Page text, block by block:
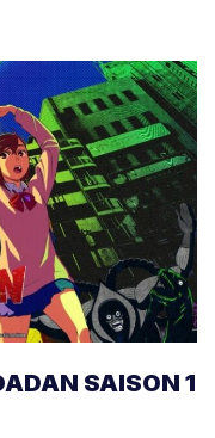
SAISON 1